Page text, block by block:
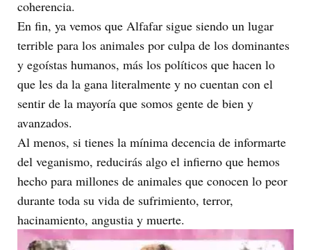
coherencia.
En fin, ya vemos que Alfafar sigue siendo un lugar
terrible para los animales por culpa de los dominantes
y egoístas humanos, más los políticos que hacen lo
que les da la gana literalmente y no cuentan con el
sentir de la mayoría que somos gente de bien y
avanzados.
Al menos, si tienes la mínima decencia de informarte
del veganismo, reducirás algo el infierno que hemos
hecho para millones de animales que conocen lo peor
durante toda su vida de sufrimiento, terror,
hacinamiento, angustia y muerte.